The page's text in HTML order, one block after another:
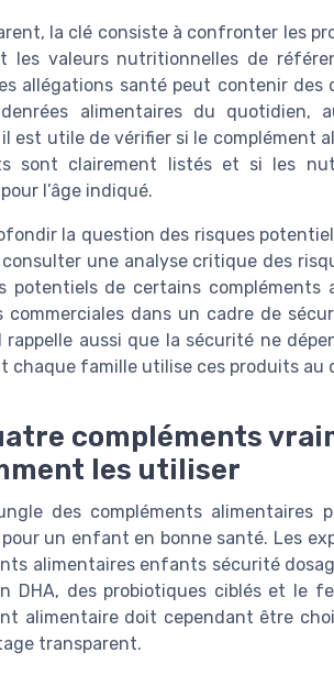
la clé consiste à confronter les
les valeurs nutritionnelles de
allégations santé peut contenir
alimentaires du quotidien,
il est utile de vérifier si le complément
sont clairement listés et si les
l’âge indiqué.
la question des risques
une analyse critique des
potentiels de certains
commerciales dans un cadre de
aussi que la sécurité ne
chaque famille utilise ces produits au
compléments
les utiliser
des compléments
un enfant en bonne santé. Les
alimentaires enfants sécurité
DHA, des probiotiques ciblés et le
alimentaire doit cependant être
transparent.